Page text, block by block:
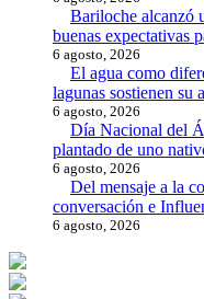
Bariloche alcanzó
buenas expectativas
6 agosto, 2026
El agua como
lagunas sostienen su
6 agosto, 2026
Día Nacional del
plantado de uno
6 agosto, 2026
Del mensaje a la
conversación e
6 agosto, 2026